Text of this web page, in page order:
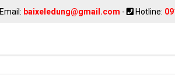
Email: baixeledung@gmail.com - Hotline: